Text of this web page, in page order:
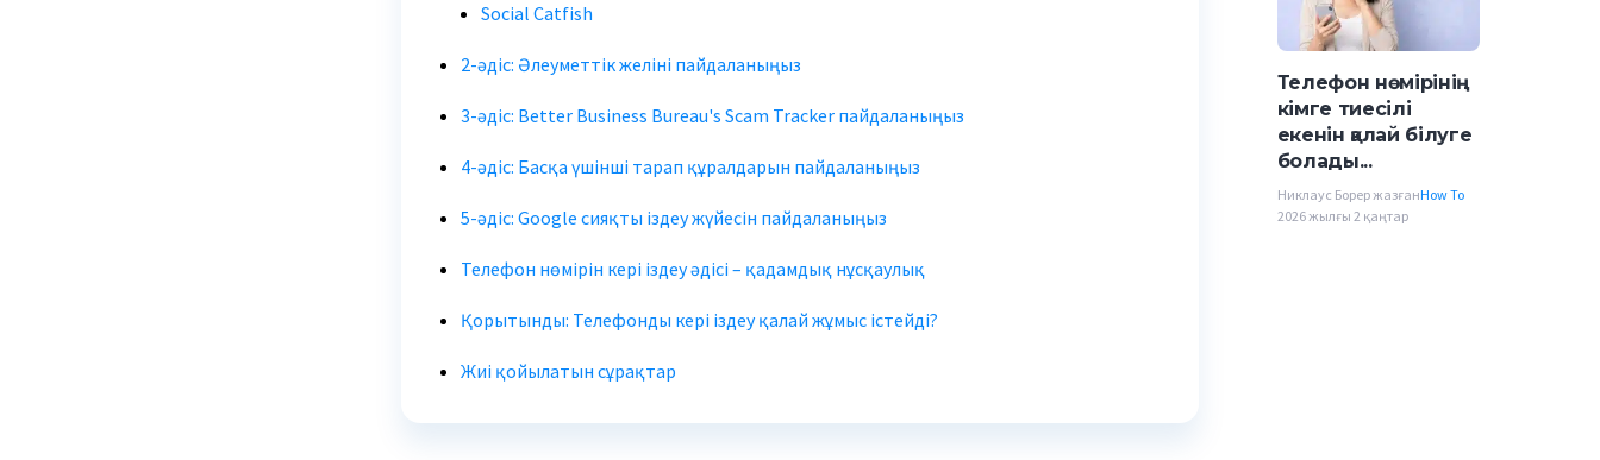
Social Catfish
2-әдіс: Әлеуметтік желіні пайдаланыңыз
3-әдіс: Better Business Bureau's Scam Tracker пайдаланыңыз
4-әдіс: Басқа үшінші тарап құралдарын пайдаланыңыз
5-әдіс: Google сияқты іздеу жүйесін пайдаланыңыз
Телефон нөмірін кері іздеу әдісі – қадамдық нұсқаулық
Қорытынды: Телефонды кері іздеу қалай жұмыс істейді?
Жиі қойылатын сұрақтар
Телефон нөмірінің
кімге тиесілі
екенін қалай білуге
болады...
Никлаус Борер жазғанHow To
2026 жылғы 2 қаңтар